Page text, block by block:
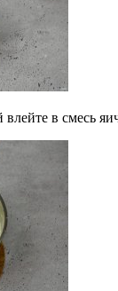
влейте в смесь